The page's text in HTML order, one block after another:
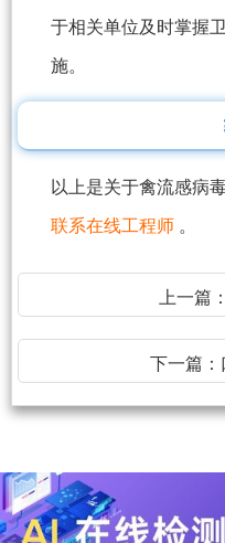
于相关单位及时掌握
施。
以上是关于禽流感病
联系在线工程师 。
上一篇：
下一篇：